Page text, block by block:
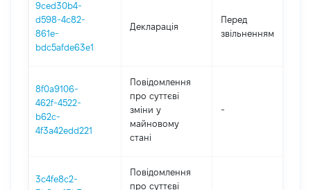
9ced30b4-
d598-4c82-
861e-
bdc5afde63e1
Декларація
Перед
звільненням
8f0a9106-
462f-4522-
b62c-
4f3a42edd221
Повідомлення
про суттєві
зміни y
майновому
стані
-
3c4fe8c2-
Повідомлення
про суттєві